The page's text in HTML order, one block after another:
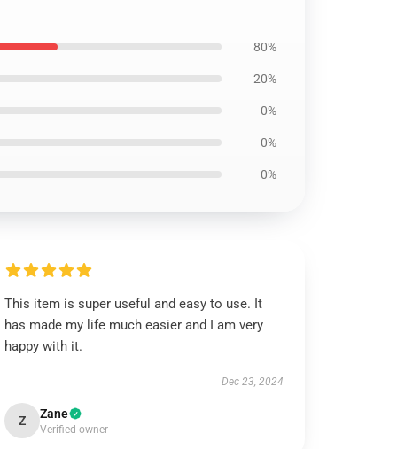
80%
20%
0%
0%
0%
This item is super useful and easy to use. It
has made my life much easier and I am very
happy with it.
Dec 23, 2024
Z Zane
Verified owner